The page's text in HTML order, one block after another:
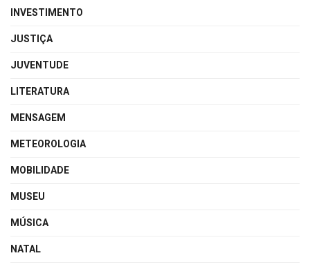
INVESTIMENTO
JUSTIÇA
JUVENTUDE
LITERATURA
MENSAGEM
METEOROLOGIA
MOBILIDADE
MUSEU
MÚSICA
NATAL